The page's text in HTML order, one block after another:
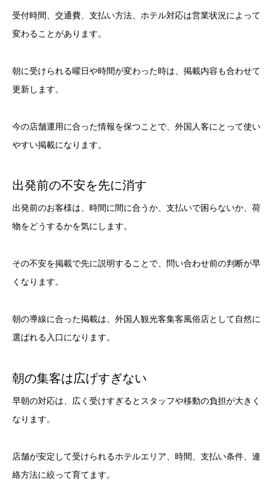
受付時間、交通費、支払い方法、ホテル対応は営業状況によって
変わることがあります。
朝に受けられる曜日や時間が変わった時は、掲載内容も合わせて
更新します。
今の店舗運用に合った情報を保つことで、外国人客にとって使い
やすい掲載になります。
出発前の不安を先に消す
出発前のお客様は、時間に間に合うか、支払いで困らないか、荷
物をどうするかを気にします。
その不安を掲載で先に説明することで、問い合わせ前の判断が早
くなります。
朝の導線に合った掲載は、外国人観光客集客風俗店として自然に
選ばれる入口になります。
朝の集客は広げすぎない
早朝の対応は、広く受けすぎるとスタッフや移動の負担が大きく
なります。
店舗が安定して受けられるホテルエリア、時間、支払い条件、連
絡方法に絞って育てます。